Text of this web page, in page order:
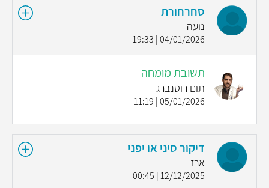
סחרחורת
נועה
04/01/2026 | 19:33
תשובת מומחה
תום רוטנברג
05/01/2026 | 11:19
דיקור סיני או יפני
ארז
12/12/2025 | 00:45